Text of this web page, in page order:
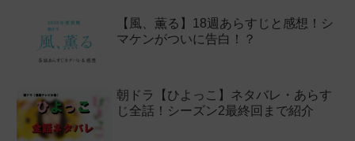
【風、薫る】18週あらすじと感想！シ
マケンがついに告白！？
朝ドラ【ひよっこ】ネタバレ・あらす
じ全話！シーズン2最終回まで紹介